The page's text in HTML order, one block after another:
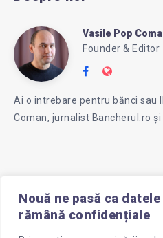
Nouă ne pasă ca
rămână confidențiale
Vasile
Pop
Vasile Pop
Founder & Editor
Follow
on
Website:
Ai o intrebare pentru bănci sau
Coman, jurnalist Bancherul.ro